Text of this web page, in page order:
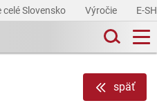
celé Slovensko Výročie E-
späť